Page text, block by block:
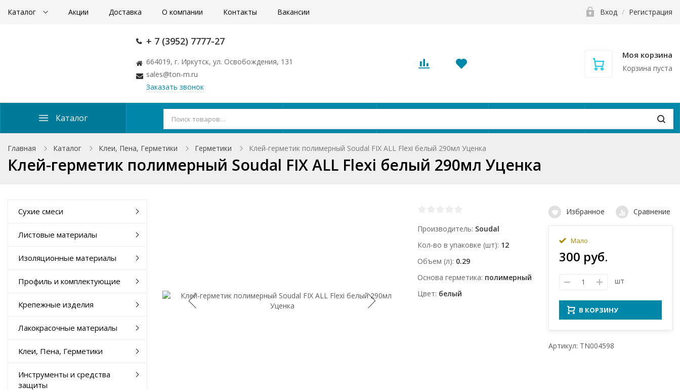
Каталог Акции Доставка О компании Контакты Вакансии Вход / Регистрация
+ 7 (3952) 7777-27
664019, г. Иркутск, ул. Освобождения, 131
sales@ton-m.ru
Заказать звонок
Моя корзина
Корзина пуста
Каталог
Главная Каталог Клеи, Пена, Герметики Герметики Клей-герметик полимерный Soudal FIX ALL Flexi белый 290мл Уценка
Клей-герметик полимерный Soudal FIX ALL Flexi белый 290мл Уценка
Сухие смеси
Листовые материалы
Изоляционные материалы
Профиль и комплектующие
Крепежные изделия
Лакокрасочные материалы
Клеи, Пена, Герметики
Инструменты и средства
защиты
Производитель Soudal
Кол-во в упаковке (шт) 12
Объем (л) 0.29
Основа герметика полимерный
Цвет белый
Избранное Сравнение
Мало
300 руб.
шт
В КОРЗИНУ
Артикул: TN004598